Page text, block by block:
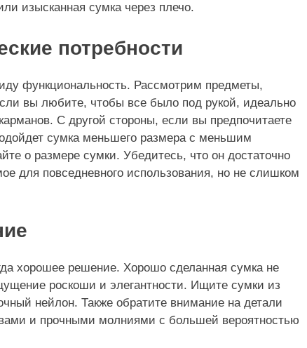
изысканная сумка через плечо.
потребности
функциональность. Рассмотрим предметы,
вы любите, чтобы все было под рукой, идеально
С другой стороны, если вы предпочитаете
сумка меньшего размера с меньшим
о размере сумки. Убедитесь, что он достаточно
для повседневного использования, но не слишком
хорошее решение. Хорошо сделанная сумка не
роскоши и элегантности. Ищите сумки из
нейлон. Также обратите внимание на детали
и прочными молниями с большей вероятностью